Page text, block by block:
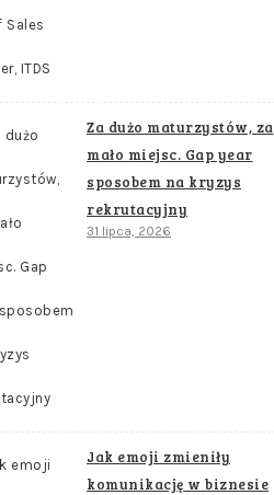
Za dużo maturzystów, za
mało miejsc. Gap year
sposobem na kryzys
rekrutacyjny
31 lipca, 2026
Jak emoji zmieniły
komunikację w biznesie